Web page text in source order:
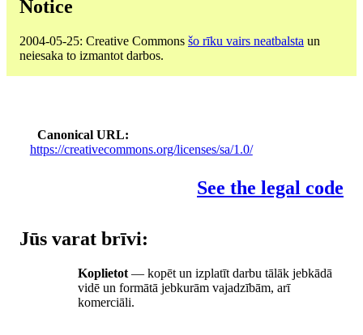
Notice
2004-05-25: Creative Commons šo rīku vairs neatbalsta un
neiesaka to izmantot darbos.
Canonical URL
https://creativecommons.org/licenses/sa/1.0/
See the legal code
Jūs varat brīvi:
Koplietot — kopēt un izplatīt darbu tālāk jebkādā
vidē un formātā jebkurām vajadzībām, arī
komerciāli.